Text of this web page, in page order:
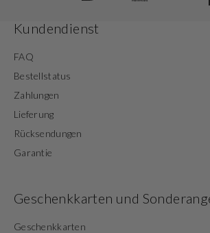
Kundendienst
FAQ
Bestellstatus
Zahlungen
Lieferung
Rücksendungen
Garantie
Geschenkkarten und
Geschenkkarten